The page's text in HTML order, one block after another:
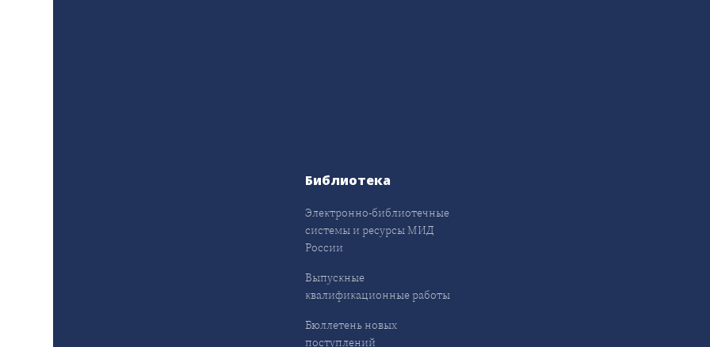
Библиотека
Электронно-библиотечные
системы и ресурсы МИД
России
Выпускные
квалификационные работы
Бюллетень новых
поступлений